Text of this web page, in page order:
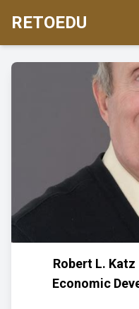
RETOEDU
Robert L. Katz
Economic